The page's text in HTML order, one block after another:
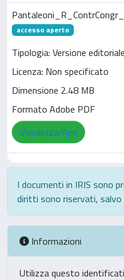
accesso aperto
Tipologia: Versione
Licenza: Non specificato
Dimensione 2.48 MB
Formato Adobe PDF
Visualizza/Apri
I documenti in IRIS sono
diritti sono riservati, salvo
Informazioni
Utilizza questo